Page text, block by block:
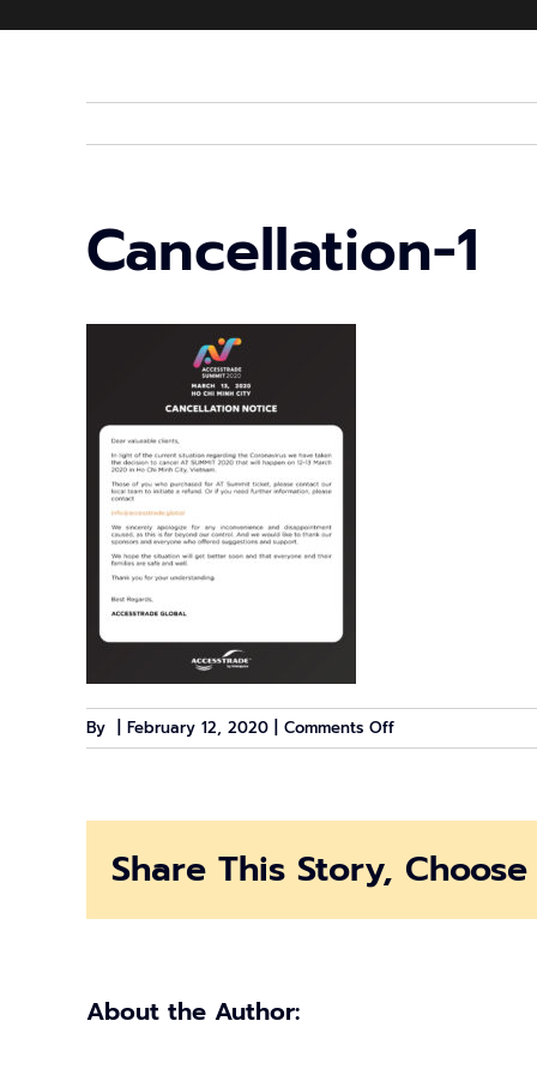
Cancellation-1
By February 12, 2020 Comments Offon
Cancellation-
Share This Story,
About the Author: